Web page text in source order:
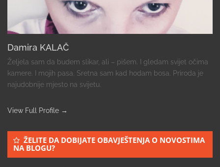
Damira KALAČ
Željela sam da budem slikar, ali – pišem. I gledam svijet očima
kamere. I mojih pasa. Sretna sam kad hodam bosa. Priroda je
najudobnije mjesto na svijetu.
View Full Profile →
ŽELITE DA DOBIJATE OBAVJEŠTENJA O NOVOSTIMA
NA BLOGU?